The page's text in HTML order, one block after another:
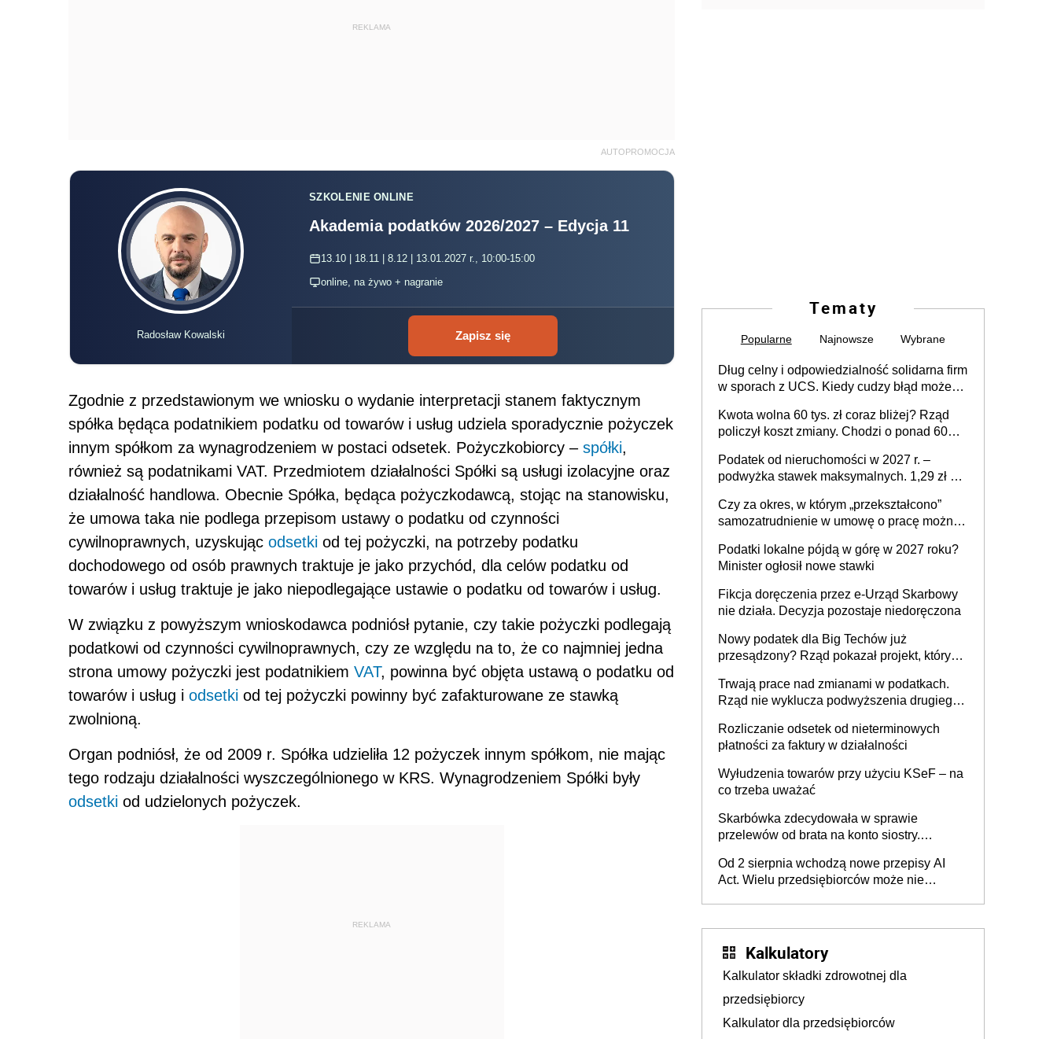
REKLAMA
AUTOPROMOCJA
Radosław Kowalski
SZKOLENIE ONLINE
Akademia podatków 2026/2027 – Edycja 11
13.10 | 18.11 | 8.12 | 13.01.2027 r., 10:00-15:00
online, na żywo + nagranie
Zapisz się
Zgodnie z przedstawionym we wniosku o wydanie interpretacji stanem faktycznym
spółka będąca podatnikiem podatku od towarów i usług udziela sporadycznie pożyczek
innym spółkom za wynagrodzeniem w postaci odsetek. Pożyczkobiorcy – spółki,
również są podatnikami VAT. Przedmiotem działalności Spółki są usługi izolacyjne oraz
działalność handlowa. Obecnie Spółka, będąca pożyczkodawcą, stojąc na stanowisku,
że umowa taka nie podlega przepisom ustawy o podatku od czynności
cywilnoprawnych, uzyskując odsetki od tej pożyczki, na potrzeby podatku
dochodowego od osób prawnych traktuje je jako przychód, dla celów podatku od
towarów i usług traktuje je jako niepodlegające ustawie o podatku od towarów i usług.
W związku z powyższym wnioskodawca podniósł pytanie, czy takie pożyczki podlegają
podatkowi od czynności cywilnoprawnych, czy ze względu na to, że co najmniej jedna
strona umowy pożyczki jest podatnikiem VAT, powinna być objęta ustawą o podatku od
towarów i usług i odsetki od tej pożyczki powinny być zafakturowane ze stawką
zwolnioną.
Organ podniósł, że od 2009 r. Spółka udzieliła 12 pożyczek innym spółkom, nie mając
tego rodzaju działalności wyszczególnionego w KRS. Wynagrodzeniem Spółki były
odsetki od udzielonych pożyczek.
REKLAMA
Tematy
Popularne Najnowsze Wybrane
Dług celny i odpowiedzialność solidarna firm
w sporach z UCS. Kiedy cudzy błąd może
Kwota wolna 60 tys. zł coraz bliżej? Rząd
policzył koszt zmiany. Chodzi o ponad 60
Podatek od nieruchomości w 2027 r. –
podwyżka stawek maksymalnych. 1,29 zł za
budynków i lokali związanych z
prowadzeniem działalności gospodarczej
Czy za okres, w którym „przekształcono”
samozatrudnienie w umowę o pracę można
umowy cywilnoprawnej jedynym
racjonalnym wyjściem
Podatki lokalne pójdą w górę w 2027 roku?
Minister ogłosił nowe stawki
Fikcja doręczenia przez e-Urząd Skarbowy
nie działa. Decyzja pozostaje niedoręczona
Nowy podatek dla Big Techów już
przesądzony? Rząd pokazał projekt, który
Trwają prace nad zmianami w podatkach.
Rząd nie wyklucza podwyższenia drugiego
Rozliczanie odsetek od nieterminowych
płatności za faktury w działalności
Wyłudzenia towarów przy użyciu KSeF – na
co trzeba uważać
Skarbówka zdecydowała w sprawie
przelewów od brata na konto siostry.
darowizna, ale podatku jednak nie będzie
Od 2 sierpnia wchodzą nowe przepisy AI
Act. Wielu przedsiębiorców może nie
Kalkulatory
Kalkulator składki zdrowotnej dla
przedsiębiorcy
Kalkulator dla przedsiębiorców